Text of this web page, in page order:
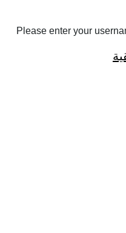
Please enter your